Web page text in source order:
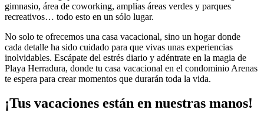
gimnasio, área de coworking, amplias áreas verdes y parques
recreativos… todo esto en un sólo lugar.
No solo te ofrecemos una casa vacacional, sino un hogar donde
cada detalle ha sido cuidado para que vivas unas experiencias
inolvidables. Escápate del estrés diario y adéntrate en la magia de
Playa Herradura, donde tu casa vacacional en el condominio Arenas
te espera para crear momentos que durarán toda la vida.
¡Tus vacaciones están en nuestras manos!